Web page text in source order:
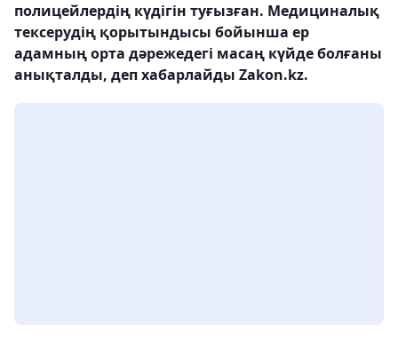
полицейлердің күдігін туғызған. Медициналық
тексерудің қорытындысы бойынша ер
адамның орта дәрежедегі масаң күйде болғаны
анықталды, деп хабарлайды Zakon.kz.